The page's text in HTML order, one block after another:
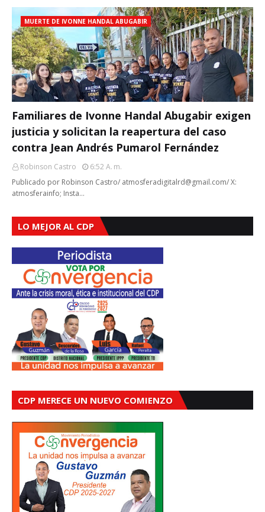
MUERTE DE IVONNE HANDAL ABUGABIR
Familiares de Ivonne Handal Abugabir exigen
justicia y solicitan la reapertura del caso
contra Jean Andrés Pumarol Fernández
Robinson Castro
6:52 A. M.
Publicado por Robinson Castro/ atmosferadigitalrd@gmail.com/ X:
atmosferainfo; Insta…
LO MEJOR AL CDP
CDP MERECE UN NUEVO COMIENZO